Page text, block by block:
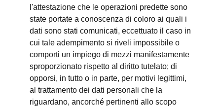
l'attestazione che le operazioni predette sono
state portate a conoscenza di coloro ai quali i
dati sono stati comunicati, eccettuato il caso in
cui tale adempimento si riveli impossibile o
comporti un impiego di mezzi manifestamente
sproporzionato rispetto al diritto tutelato; di
opporsi, in tutto o in parte, per motivi legittimi,
al trattamento dei dati personali che la
riguardano, ancorché pertinenti allo scopo